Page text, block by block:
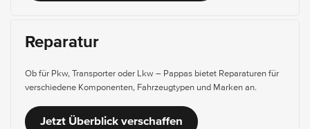
Reparatur
Ob für Pkw, Transporter oder Lkw – Pappas bietet Reparaturen für
verschiedene Komponenten, Fahrzeugtypen und Marken an.
Jetzt Überblick verschaffen